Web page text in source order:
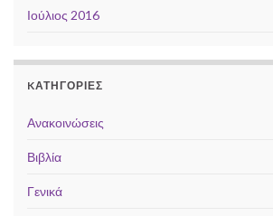
Ιούλιος 2016
KΑΤΗΓΟΡΊΕΣ
Ανακοινώσεις
Βιβλία
Γενικά